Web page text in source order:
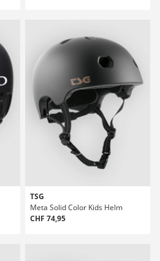
TSG
Meta Solid Color Kids Helm
CHF 74,95